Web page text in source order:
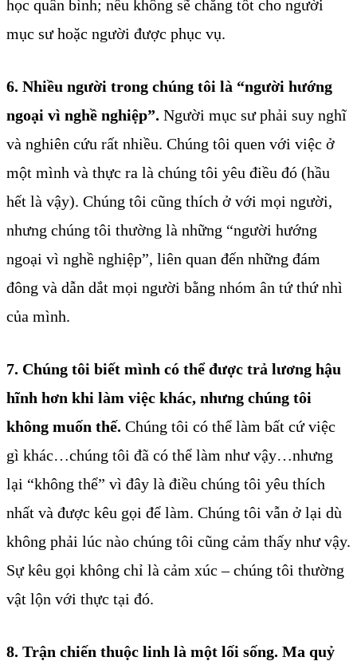
học quân bình; nếu không sẽ chẳng tốt cho người
mục sư hoặc người được phục vụ.
6. Nhiều người trong chúng tôi là “người hướng
ngoại vì nghề nghiệp”. Người mục sư phải suy nghĩ
và nghiên cứu rất nhiều. Chúng tôi quen với việc ở
một mình và thực ra là chúng tôi yêu điều đó (hầu
hết là vậy). Chúng tôi cũng thích ở với mọi người,
nhưng chúng tôi thường là những “người hướng
ngoại vì nghề nghiệp”, liên quan đến những đám
đông và dẫn dắt mọi người bằng nhóm ân tứ thứ nhì
của mình.
7. Chúng tôi biết mình có thể được trả lương hậu
hĩnh hơn khi làm việc khác, nhưng chúng tôi
không muốn thế. Chúng tôi có thể làm bất cứ việc
gì khác…chúng tôi đã có thể làm như vậy…nhưng
lại “không thể” vì đây là điều chúng tôi yêu thích
nhất và được kêu gọi để làm. Chúng tôi vẫn ở lại dù
không phải lúc nào chúng tôi cũng cảm thấy như vậy.
Sự kêu gọi không chỉ là cảm xúc – chúng tôi thường
vật lộn với thực tại đó.
8. Trận chiến thuộc linh là một lối sống. Ma quỷ